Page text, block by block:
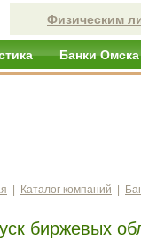
Физическим
Банки Омска
Каталог компаний
биржевых